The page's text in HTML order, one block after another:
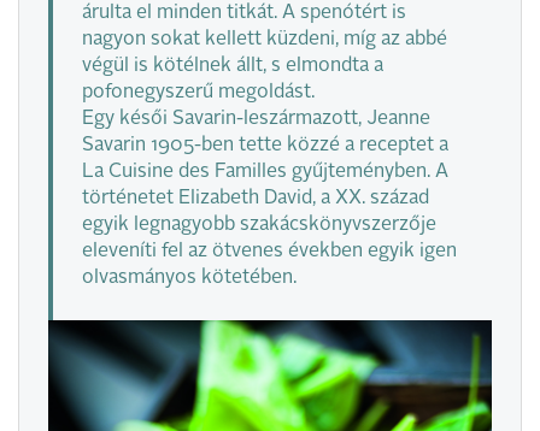
árulta el minden titkát. A spenótért is
nagyon sokat kellett küzdeni, míg az abbé
végül is kötélnek állt, s elmondta a
pofonegyszerű megoldást.
Egy késői Savarin-leszármazott, Jeanne
Savarin 1905-ben tette közzé a receptet a
La Cuisine des Familles gyűjteményben. A
történetet Elizabeth David, a XX. század
egyik legnagyobb szakácskönyvszerzője
eleveníti fel az ötvenes években egyik igen
olvasmányos kötetében.